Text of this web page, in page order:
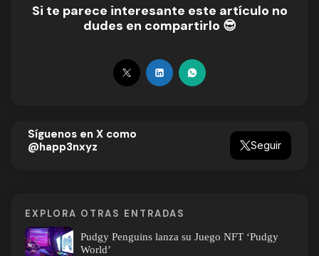
Si te parece interesante este artículo no
dudes en compartirlo 😎
Síguenos en X como
@happ3nxyz
Seguir
EXPLORA OTRAS ENTRADAS
Pudgy Penguins lanza su Juego NFT ‘Pudgy
World’